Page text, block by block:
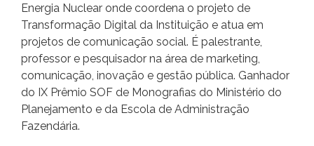
Energia Nuclear onde coordena o projeto de
Transformação Digital da Instituição e atua em
projetos de comunicação social. É palestrante,
professor e pesquisador na área de marketing,
comunicação, inovação e gestão pública. Ganhador
do IX Prêmio SOF de Monografias do Ministério do
Planejamento e da Escola de Administração
Fazendária.